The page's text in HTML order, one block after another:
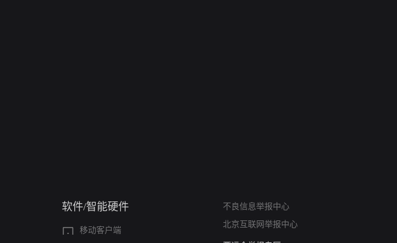
软件/智能硬件
移动客户端
不良信息举报中心
北京互联网举报中心
算法推荐专项举报